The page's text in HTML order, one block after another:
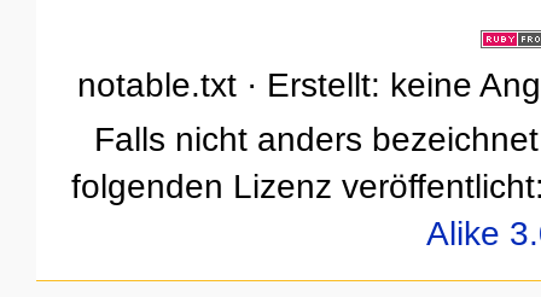
notable.txt · Erstellt: keine
Falls nicht anders
folgenden Lizenz
Alike